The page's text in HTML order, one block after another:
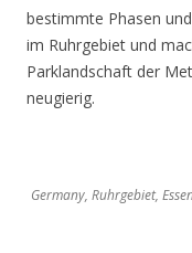
bestimmte Phasen
im Ruhrgebiet und
Parklandschaft der
neugierig.
Germany, Ruhrgebiet,